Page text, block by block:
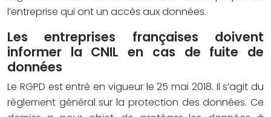
l’entreprise qui ont un accès aux données.
Les entreprises françaises doivent
informer la CNIL en cas de fuite de
données
Le RGPD est entré en vigueur le 25 mai 2018. Il s’agit du
règlement général sur la protection des données. Ce